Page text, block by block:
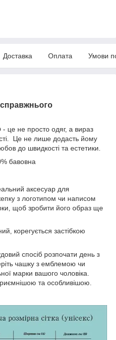
Доставка Оплата Умови
- це не просто одяг, а вираз
Це не лише додасть йому
до швидкості та естетики.
бавовна
аксесуар для
з логотипом чи написом
щоб зробити його образ ще
корегується застібкою
спосіб розпочати день з
чашку з емблемою чи
марки вашого чоловіка.
та особливішою.